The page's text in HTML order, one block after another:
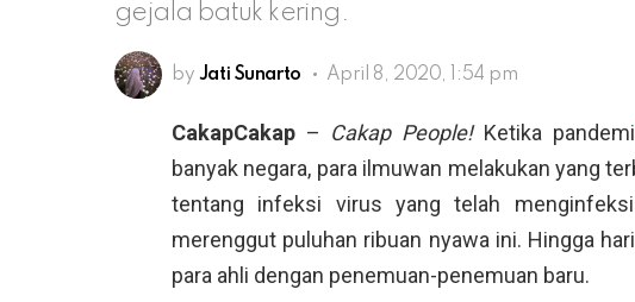
gejala batuk kering.
by Jati Sunarto April 8, 2020, 1:54 pm
CakapCakap – Cakap People!Ketika
banyak negara, para ilmuwan melakukan yang
tentang infeksi virus yang telah
merenggut puluhan ribuan nyawa ini. Hingga
para ahli dengan penemuan-penemuan baru.